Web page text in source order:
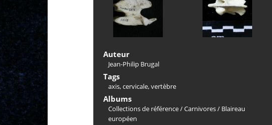
Auteur
Jean-Philip Brugal
Tags
axis,cervicale,vertèbre
Albums
Collections de référence/Carnivores/ Blaireau
européen